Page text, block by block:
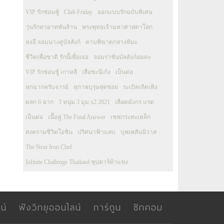
VIP รักซ่อนชู้ Club Friday ออกแบบรักฉบับพิเศษ
วุ่นรักทายาทพันล้าน พระพุทธเจ้ามหาศาสดาโลก
ทงอี จอมนางคู่บัลลังก์ ดาบพิฆาตกลางหิมะ
ชีวิตเพื่อชาติ รักนี้เพื่อเธอ จอมราชันบัลลังก์อมตะ
VIP รักซ่อนชู้ เกาหลี เสือชะนีเก้ง เป็นต่อ
หกฉากครับจารย์ สุภาพบุรุษสุดซอย ระเบิดเถิดเทิง
ตลก 6 ฉาก 3 หนุ่ม 3 มุม x2 2021 เลือดมังกร แรด
เป็นต่อ เนื้อคู่ The Final Answer เชฟกระทะเหล็ก
สงครามชีวิตโอชิน ปริศนาฟ้าแลบ บุพเพสันนิวาส
The Next Iron Chef
Infinite Challenge Thailand ซุปตาร์ท้าแข่ง
ฟังวิทยุออนไลน์ การ์ตูน ซิทคอม